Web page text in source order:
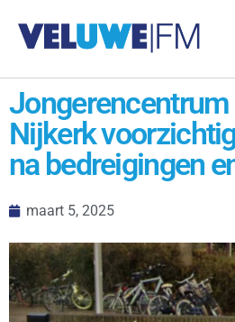
Jongerencentrum
Nijkerk
na bedreigingen
maart 5, 2025